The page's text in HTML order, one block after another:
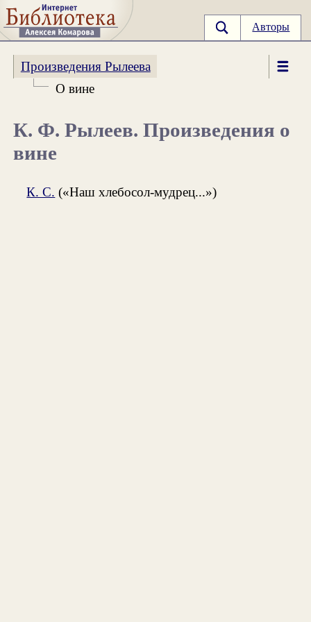
Авторы
Произведения Рылеева
О вине
К. Ф. Рылеев. Произведения о
вине
К. С. («Наш хлебосол-мудрец...»)